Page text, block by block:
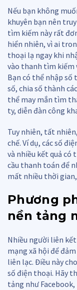
Nếu bạn không
khuyên bạn nên
tìm kiếm này rất
hiển nhiên, vì ai
thoại lạ ngay khi
vào thanh tìm kiếm
Bạn có thể nhập số
số, chia số thành
thể may mắn tìm
ty, diễn đàn công
Tuy nhiên, tất
chế. Ví dụ, các số
và nhiều kết quả có
cầu thanh toán để
mất nhiều thời
Phương
nền tảng
Nhiều người liên
mạng xã hội để
liên lạc. Điều này
số điện thoại. Hãy
tảng như